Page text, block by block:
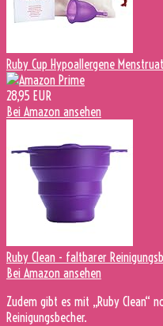
Ruby Cup Hypoallergene
28,95 EUR
Bei Amazon ansehen
Ruby Clean - faltbarer
Bei Amazon ansehen
Zudem gibt es mit „Ruby Clean“
Reinigungsbecher.